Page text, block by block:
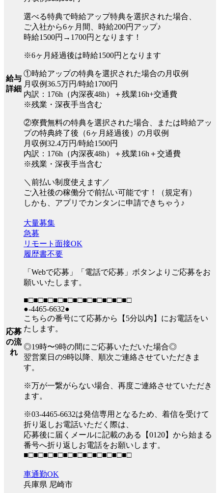
給与
詳細
選べる特典で時給アップ特典を選択された場合、
ご入社から6ヶ月間、時給200円アップ♪
時給1500円→1700円となります！
※6ヶ月経過後は時給1500円となります
①時給アップの特典を選択された場合の月収例
月収例36.5万円/時給1700円
内訳：176h（内深夜48h）＋残業16h+交通費
※残業・深夜手当含む
②寮費無料の特典を選択された場合、または時給アッ
プの特典終了後（6ヶ月経過後）の月収例
月収例32.4万円/時給1500円
内訳：176h（内深夜48h）＋残業16h＋交通費
※残業・深夜手当含む
＼前払い制度使えます／
ご入社後の稼働分で前払い可能です！（規定有）
しかも、アプリでカンタンに申請できちゃう♪
応募
の流
れ
大量募集
急募
リモート面接OK
履歴書不要
「Webで応募」「電話で応募」ボタンよりご応募をお
願いいたします。
■□■□■□■□■□■□■□■□■□■□■□
●-4465-6632●
こちらの番号にて応募から【5分以内】にお電話をい
たします。
◎19時〜9時の間にご応募いただいた場合◎
翌営業日の9時以降、順次ご連絡させていただきま
す。
※万が一繋がらない場合、再度ご連絡させていただき
ます。
※03-4465-6632は発信専用となるため、着信を受けて
折り返しお電話いただく際は、
応募後に届くメールに記載のある【0120】から始まる
番号へ折り返しお電話をお願いします。
■□■□■□■□■□■□■□■□■□■□■□
車通勤OK
兵庫県 尼崎市